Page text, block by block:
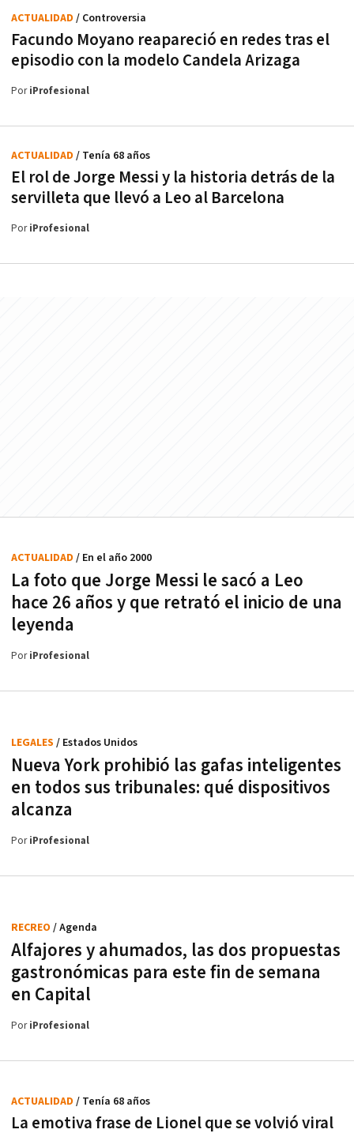
Facundo Moyano reapareció en redes tras el
episodio con la modelo Candela Arizaga
ACTUALIDAD / Controversia
PoriProfesional
El rol de Jorge Messi y la historia detrás de la
servilleta que llevó a Leo al Barcelona
ACTUALIDAD / Tenía 68 años
PoriProfesional
La foto que Jorge Messi le sacó a Leo
hace 26 años y que retrató el inicio de una
leyenda
ACTUALIDAD / En el año 2000
PoriProfesional
Nueva York prohibió las gafas inteligentes
en todos sus tribunales: qué dispositivos
alcanza
LEGALES / Estados Unidos
PoriProfesional
Alfajores y ahumados, las dos propuestas
gastronómicas para este fin de semana
en Capital
RECREO / Agenda
PoriProfesional
La emotiva frase de Lionel que se volvió viral
ACTUALIDAD / Tenía 68 años